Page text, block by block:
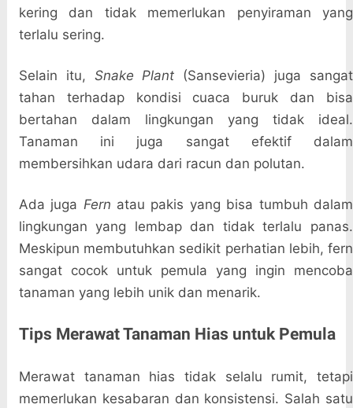
kering dan tidak memerlukan penyiraman yang
terlalu sering.
Selain itu, Snake Plant (Sansevieria) juga sangat
tahan terhadap kondisi cuaca buruk dan bisa
bertahan dalam lingkungan yang tidak ideal.
Tanaman ini juga sangat efektif dalam
membersihkan udara dari racun dan polutan.
Ada juga Fern atau pakis yang bisa tumbuh dalam
lingkungan yang lembap dan tidak terlalu panas.
Meskipun membutuhkan sedikit perhatian lebih, fern
sangat cocok untuk pemula yang ingin mencoba
tanaman yang lebih unik dan menarik.
Tips Merawat Tanaman Hias untuk Pemula
Merawat tanaman hias tidak selalu rumit, tetapi
memerlukan kesabaran dan konsistensi. Salah satu